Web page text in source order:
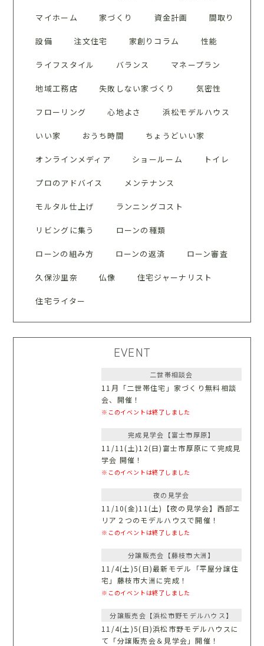
マイホーム 家づくり 資金計画 間取り
設備 注文住宅 家創りコラム 性能
ライフスタイル バランス マネープラン
地域工務店 失敗しない家づくり 気密性
フローリング 心地よさ 浜松モデルハウス
いい家 おうち時間 ちょうどいい家
オンラインメディア ショールーム トイレ
プロのアドバイス メンテナンス
モルタル仕上げ ランニングコスト
リビングに集う ローンの種類
ローンの組み方 ローンの返済 ローン審査
久保沙里奈 仏像 住宅ジャーナリスト
住宅ライター
EVENT
二世帯相談会
11月「二世帯住宅」家づくり無料相談
会、開催！
※このイベントは終了しました
完成見学会【富士市厚原】
11/11(土)12(日)富士市厚原にて完成見
学会 開催！
※このイベントは終了しました
夜の見学会
11/10(金)11(土)【夜の見学会】西部エ
リア２つのモデルハウスで開催！
※このイベントは終了しました
分譲販売会【藤枝市大洲】
11/4(土)5(日)最新モデル「平屋分譲住
宅」藤枝市大洲に完成！
※このイベントは終了しました
分譲販売会【浜松市野モデルハウス】
11/4(土)5(日)浜松市野モデルハウスに
て「分譲販売会＆見学会」開催！